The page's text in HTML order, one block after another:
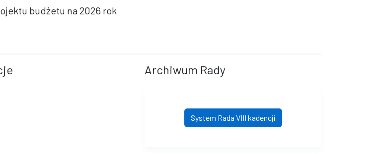
budżetu na 2026 rok
Archiwum Rady
System Rada VIII kadencji